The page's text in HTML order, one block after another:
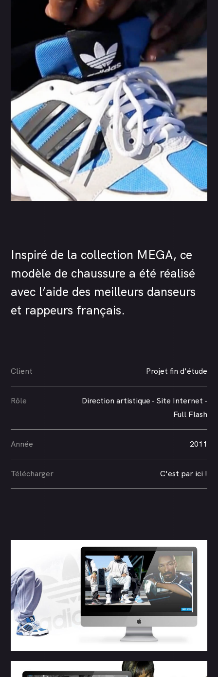
Inspiré de la collection MEGA, ce
modèle de chaussure a été réalisé
avec l’aide des meilleurs danseurs
et rappeurs français.
Client Projet fin d'étude
Rôle
Direction artistique - Site Internet -
Full Flash
Année 2011
Télécharger C'est par ici !